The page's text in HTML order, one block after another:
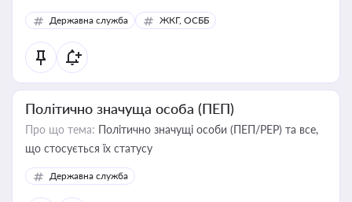
Державна служба ЖКГ, ОСББ
Політично значуща особа (ПЕП)
Про що тема: Політично значущі особи (ПЕП/PEP) та все,
що стосується їх статусу
Державна служба